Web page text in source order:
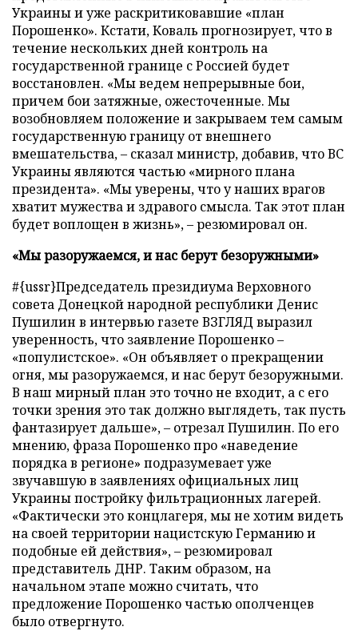
Украины и уже раскритиковавшие «план
Порошенко». Кстати, Коваль прогнозирует, что в
течение нескольких дней контроль на
государственной границе с Россией будет
восстановлен. «Мы ведем непрерывные бои,
причем бои затяжные, ожесточенные. Мы
возобновляем положение и закрываем тем самым
государственную границу от внешнего
вмешательства, – сказал министр, добавив, что ВС
Украины являются частью «мирного плана
президента». «Мы уверены, что у наших врагов
хватит мужества и здравого смысла. Так этот план
будет воплощен в жизнь», – резюмировал он.
«Мы разоружаемся, и нас берут безоружными»
#{ussr}Председатель президиума Верховного
совета Донецкой народной республики Денис
Пушилин в интервью газете ВЗГЛЯД выразил
уверенность, что заявление Порошенко –
«популистское». «Он объявляет о прекращении
огня, мы разоружаемся, и нас берут безоружными.
В наш мирный план это точно не входит, а с его
точки зрения это так должно выглядеть, так пусть
фантазирует дальше», – отрезал Пушилин. По его
мнению, фраза Порошенко про «наведение
порядка в регионе» подразумевает уже
звучавшую в заявлениях официальных лиц
Украины постройку фильтрационных лагерей.
«Фактически это концлагеря, мы не хотим видеть
на своей территории нацистскую Германию и
подобные ей действия», – резюмировал
представитель ДНР. Таким образом, на
начальном этапе можно считать, что
предложение Порошенко частью ополченцев
было отвергнуто.